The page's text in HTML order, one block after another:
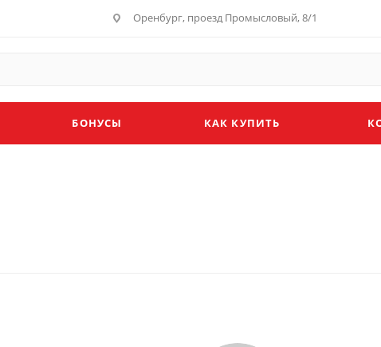
Оренбург, проезд Промысловый, 8/1
БОНУСЫ КАК КУПИТЬ